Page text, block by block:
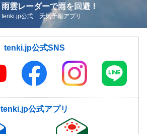
雨雲レーダーで雨を回避！
tenki.jp公式 天気予報アプリ
tenki.jp公式SNS
tenki.jp公式アプリ